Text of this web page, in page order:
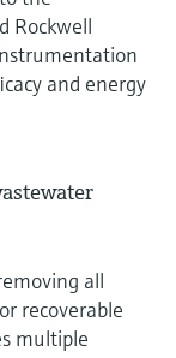
Rockwell
and energy
all
recoverable
multiple